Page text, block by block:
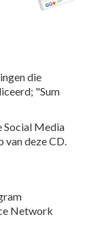
die
"Sum
Social Media
van deze CD.
Network